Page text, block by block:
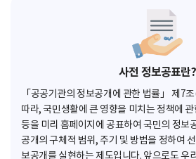
사전 정보공표란?
「공공기관의 정보공개에 관한 법률」 제7
따라, 국민생활에 큰 영향을 미치는 정책에
등을 미리 홈페이지에 공표하여 국민의 정보
공개의 구체적 범위, 주기 및 방법을 정하여
보공개를 실현하는 제도입니다. 앞으로도 우